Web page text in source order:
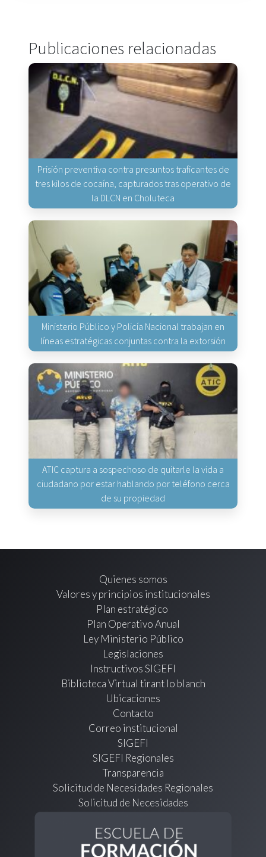
Publicaciones relacionadas
Prisión preventiva contra presuntos traficantes de
tres kilos de cocaína, capturados tras operativo de
la DLCN en Choluteca
Ministerio Público y Policía Nacional trabajan en
líneas estratégicas conjuntas contra la extorsión
ATIC captura a sospechoso de quitarle la vida a
ciudadano por estar hablando por teléfono cerca
de su propiedad
Quienes somos
Valores y principios institucionales
Plan estratégico
Plan Operativo Anual
Ley Ministerio Público
Legislaciones
Instructivos SIGEFI
Biblioteca Virtual tirant lo blanch
Ubicaciones
Contacto
Correo institucional
SIGEFI
SIGEFI Regionales
Transparencia
Solicitud de Necesidades Regionales
Solicitud de Necesidades